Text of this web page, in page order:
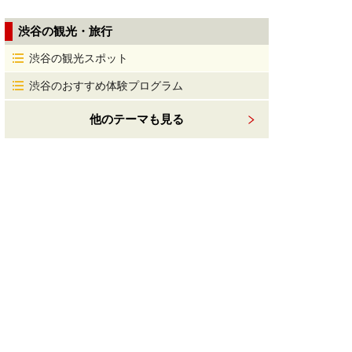
渋谷の観光・旅行
渋谷の観光スポット
渋谷のおすすめ体験プログラム
他のテーマも見る